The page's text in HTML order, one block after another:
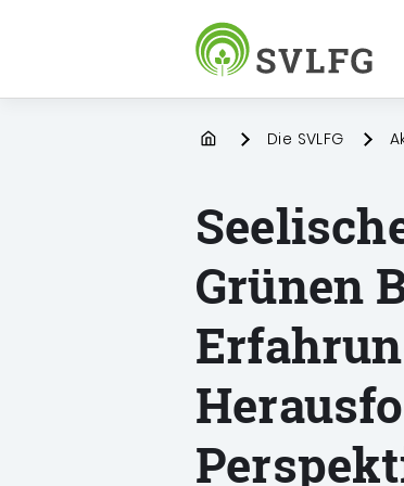
Sozialversicherung für
StartpageDie SVLFG
Grünen